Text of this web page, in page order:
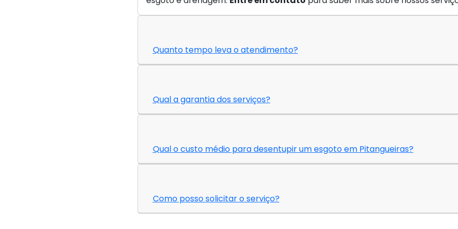
Quanto tempo leva o atendimento?
Qual a garantia dos serviços?
Qual o custo médio para desentupir um esgoto em Pitangueiras?
Como posso solicitar o serviço?